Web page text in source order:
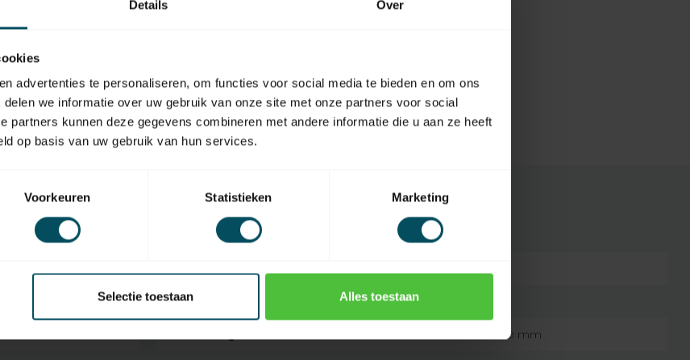
Details Over
advertenties te personaliseren, om functies voor social media te bieden en om ons
we informatie over uw gebruik van onze site met onze partners voor social
partners kunnen deze gegevens combineren met andere informatie die u aan ze heeft
op basis van uw gebruik van hun services.
Voorkeuren Statistieken Marketing
Selectie toestaan Alles toestaan
fabrieksinstelling gezet moeten
een nieuwe zender aanmeld.
Frequentie 433,42
134 x 41 mm & 145 x 49 mm